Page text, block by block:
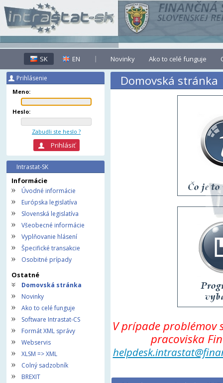
SK EN Novinky Ako to celé funguje
Prihlásenie
Meno:
Heslo:
Zabudli ste heslo ?
Intrastat-SK
Informácie
Úvodné informácie
Európska legislatíva
Slovenská legislatíva
Všeobecné informácie
Vyplňovanie hlásení
Špecifické transakcie
Osobitné prípady
Ostatné
Domovská stránka
Novinky
Ako to celé funguje
Software Intrastat-CS
Formát XML správy
Webservis
XLSM => XML
Colný sadzobník
BREXIT
Domovská stránka
V prípade problémov
pracoviska